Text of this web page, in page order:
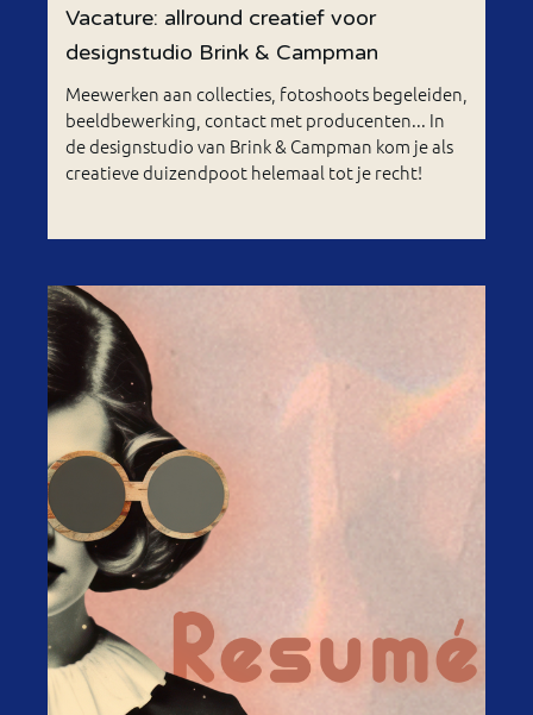
Vacature: allround creatief voor
designstudio Brink & Campman
Meewerken aan collecties, fotoshoots begeleiden,
beeldbewerking, contact met producenten... In
de designstudio van Brink & Campman kom je als
creatieve duizendpoot helemaal tot je recht!